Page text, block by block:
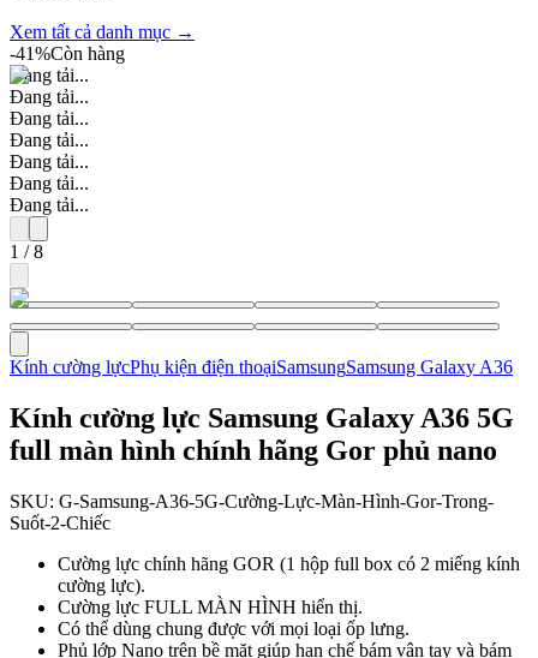
Xem tất cả danh mục →
-41%Còn hàng
Đang tải...
Đang tải...
Đang tải...
Đang tải...
Đang tải...
Đang tải...
Đang tải...
1 /8
Kính cường lựcPhụ kiện điện thoạiSamsungSamsung Galaxy A36
Kính cường lực Samsung Galaxy A36 5G
full màn hình chính hãng Gor phủ nano
SKU: G-Samsung-A36-5G-Cường-Lực-Màn-Hình-Gor-Trong-
Suốt-2-Chiếc
Cường lực chính hãng GOR (1 hộp full box có 2 miếng kính
cường lực).
Cường lực FULL MÀN HÌNH hiển thị.
Có thể dùng chung được với mọi loại ốp lưng.
Phủ lớp Nano trên bề mặt giúp hạn chế bám vân tay và bám